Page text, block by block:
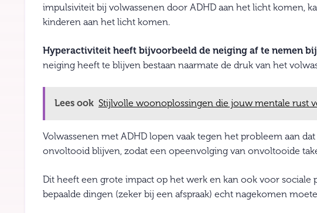
impulsiviteit bij volwassenen door ADHD aan het licht komen,
kinderen aan het licht komen.
Hyperactiviteit heeft bijvoorbeeld de neiging af te nemen
neiging heeft te blijven bestaan ​​naarmate de druk van het
Lees ook Stijlvolle woonoplossingen die jouw mentale rust
Volwassenen met ADHD lopen vaak tegen het probleem aan
onvoltooid blijven, zodat een opeenvolging van onvoltooide
Dit heeft een grote impact op het werk en kan ook voor
bepaalde dingen (zeker bij een afspraak) echt nagekomen